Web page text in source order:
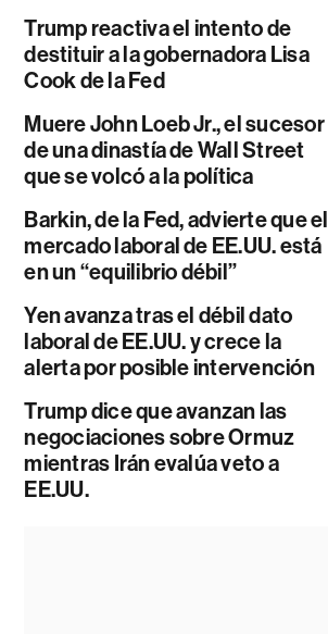
Trump reactiva el intento de
destituir a la gobernadora Lisa
Cook de la Fed
Muere John Loeb Jr., el sucesor
de una dinastía de Wall Street
que se volcó a la política
Barkin, de la Fed, advierte que el
mercado laboral de EE.UU. está
en un “equilibrio débil”
Yen avanza tras el débil dato
laboral de EE.UU. y crece la
alerta por posible intervención
Trump dice que avanzan las
negociaciones sobre Ormuz
mientras Irán evalúa veto a
EE.UU.